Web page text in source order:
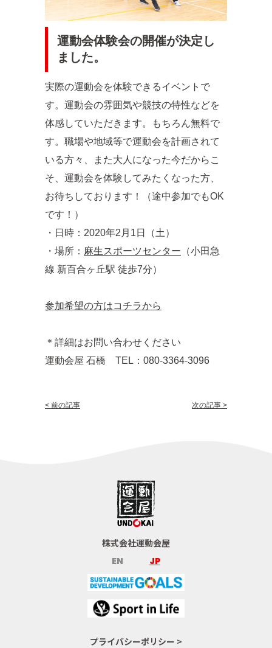
運動会体験会の開催が決定し
ました。
実際の運動会を体験できるイベントで
す。運動会の雰囲気や競技の特性などを
体感していただきます。もちろん無料で
す。職場や地域等で運動会を計画されて
いる方々、また大人になった今だからこ
そ、運動会を体験してみたくなった方、
お待ちしております！（途中参加でもOK
です！）
・日時：2020年2月1日（土）
・場所： 麻生スポーツセンター （小田急
線 新百合ヶ丘駅 徒歩7分）
参加希望の方はコチラから
＊詳細はお問い合わせください
運動会屋 石橋 TEL：080-3364-3096
< 前の記事 次の記事 >
株式会社運動会屋
EN
JP
プライバシーポリシー >